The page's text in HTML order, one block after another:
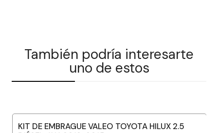
También podría interesarte
uno de estos
KIT DE EMBRAGUE VALEO TOYOTA HILUX 2.5